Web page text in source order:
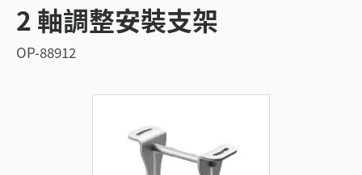
2 軸調整安裝支架
OP-88912